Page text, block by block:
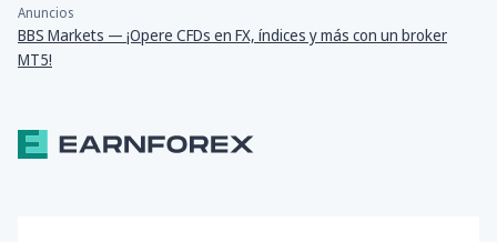
Anuncios
BBS Markets — ¡Opere CFDs en FX, índices y más con un broker
MT5!